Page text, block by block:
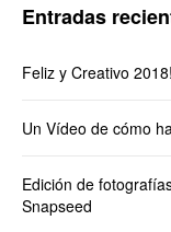
Entradas
Feliz y Creativo 2018!
Un Vídeo de cómo
Edición de
Snapseed